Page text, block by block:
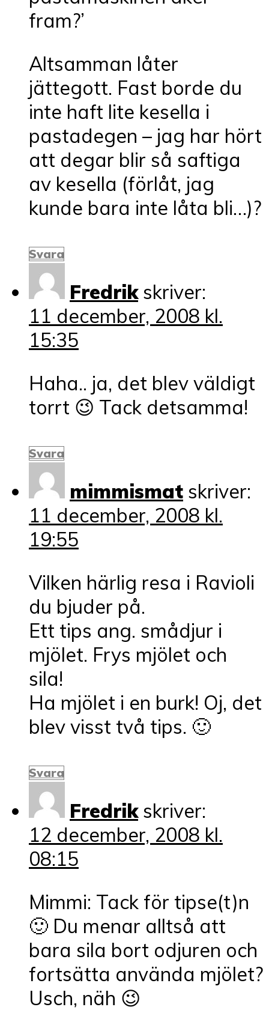
fram?’
Altsamman låter
jättegott. Fast borde du
inte haft lite kesella i
pastadegen – jag har hört
att degar blir så saftiga
av kesella (förlåt, jag
kunde bara inte låta bli…)?
Svara
Fredrik skriver:
11 december, 2008 kl.
15:35
Haha.. ja, det blev väldigt
torrt 😉 Tack detsamma!
Svara
mimmismat skriver:
11 december, 2008 kl.
19:55
Vilken härlig resa i Ravioli
du bjuder på.
Ett tips ang. smådjur i
mjölet. Frys mjölet och
sila!
Ha mjölet i en burk! Oj, det
blev visst två tips. 🙂
Svara
Fredrik skriver:
12 december, 2008 kl.
08:15
Mimmi: Tack för tipse(t)n
🙂 Du menar alltså att
bara sila bort odjuren och
fortsätta använda mjölet?
Usch, näh 😉